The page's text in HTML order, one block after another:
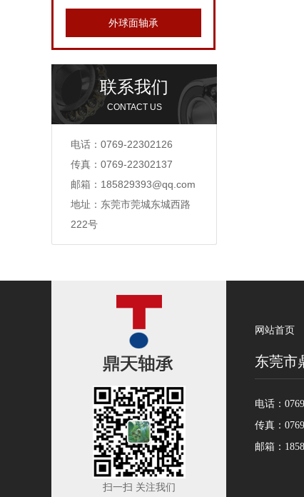
外球面轴承
联系我们
CONTACT US
电话：0769-22302126
传真：0769-22302137
邮箱：185829393@qq.com
地址：东莞市莞城东城西路
222号
扫一扫 关注我们
网站首页
东莞市
电话：
传真：
邮箱：